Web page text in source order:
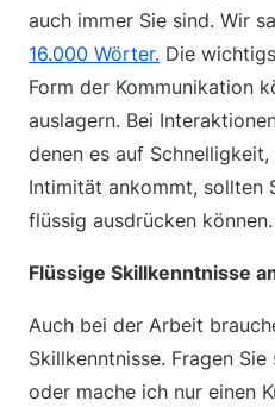
auch immer Sie sind. Wir
16.000 Wörter. Die
Form der Kommunikation
auslagern. Bei
denen es auf
Intimität ankommt, sollten
flüssig ausdrücken können.
Flüssige Skillkenntnisse
Auch bei der Arbeit
Skillkenntnisse. Fragen
oder mache ich nur einen